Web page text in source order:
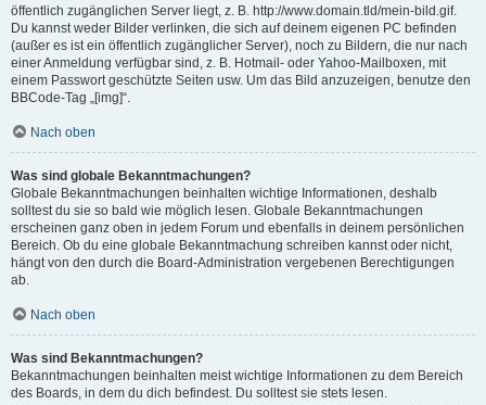
öffentlich zugänglichen Server liegt, z. B. http://www.domain.tld/mein-bild.gif.
Du kannst weder Bilder verlinken, die sich auf deinem eigenen PC befinden
(außer es ist ein öffentlich zugänglicher Server), noch zu Bildern, die nur nach
einer Anmeldung verfügbar sind, z. B. Hotmail- oder Yahoo-Mailboxen, mit
einem Passwort geschützte Seiten usw. Um das Bild anzuzeigen, benutze den
BBCode-Tag „[img]“.
Nach oben
Was sind globale Bekanntmachungen?
Globale Bekanntmachungen beinhalten wichtige Informationen, deshalb
solltest du sie so bald wie möglich lesen. Globale Bekanntmachungen
erscheinen ganz oben in jedem Forum und ebenfalls in deinem persönlichen
Bereich. Ob du eine globale Bekanntmachung schreiben kannst oder nicht,
hängt von den durch die Board-Administration vergebenen Berechtigungen
ab.
Nach oben
Was sind Bekanntmachungen?
Bekanntmachungen beinhalten meist wichtige Informationen zu dem Bereich
des Boards, in dem du dich befindest. Du solltest sie stets lesen.